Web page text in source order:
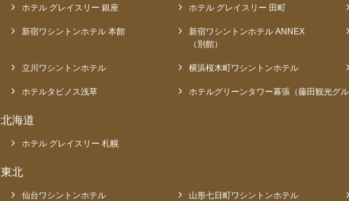
ホテル グレイスリー 銀座 ホテル グレイスリー 田町
新宿ワシントンホテル 本館
新宿ワシントンホテル ANNEX
（別館）
立川ワシントンホテル 横浜桜木町ワシントンホテル
ホテルタビノス浅草 ホテルグリーンタワー幕張（藤田観光グ
北海道
ホテル グレイスリー 札幌
東北
仙台ワシントンホテル 山形七日町ワシントンホテル